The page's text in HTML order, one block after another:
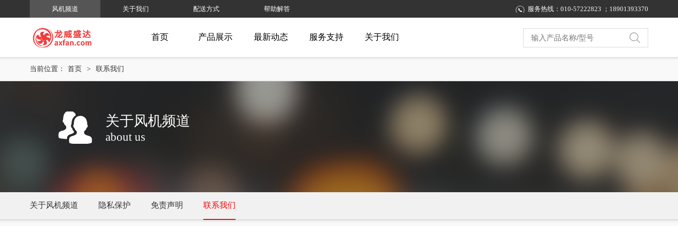
风机频道 关于我们 配送方式 帮助解答 服务热线：010-57222823 ；18901393370
首页 产品展示 最新动态 服务支持 关于我们
当前位置： 首页 > 联系我们
关于风机频道
about us
关于风机频道 隐私保护 免责声明 联系我们